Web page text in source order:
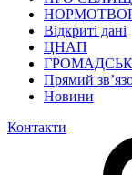
Відкриті дані
ЦНАП
Прямий
Новини
Контакти